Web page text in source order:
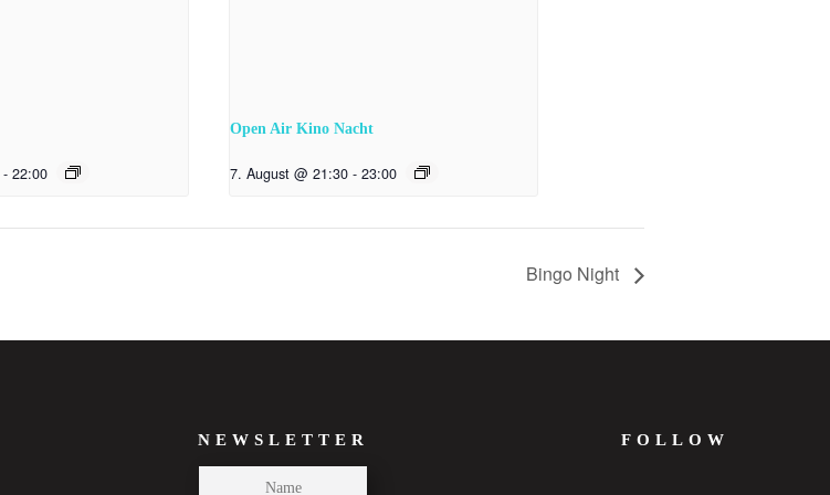
- 22:00
Open Air Kino Nacht
7. August @ 21:30 - 23:00
Bingo Night
NEWSLETTER FOLLOW